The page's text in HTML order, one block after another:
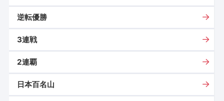
逆転優勝
3連戦
2連覇
日本百名山